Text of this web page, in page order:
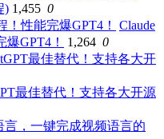
) 1,455 0
Claude
GPT4！
1,264 0
最佳替代！支持各大开源